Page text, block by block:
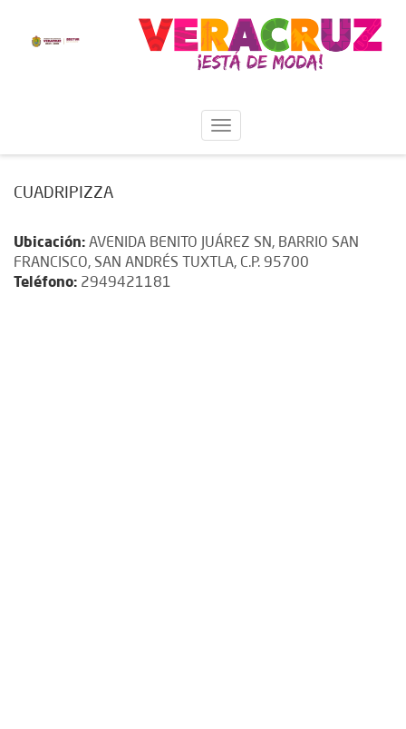
CUADRIPIZZA
Ubicación: AVENIDA BENITO JUÁREZ SN, BARRIO SAN
FRANCISCO, SAN ANDRÉS TUXTLA, C.P. 95700
Teléfono: 2949421181